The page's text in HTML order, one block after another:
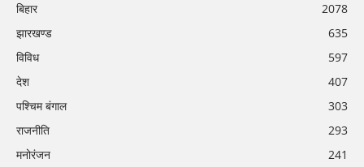
बिहार
2078
झारखण्ड
635
विविध
597
देश
407
पश्चिम बंगाल
303
राजनीति
293
मनोरंजन
241